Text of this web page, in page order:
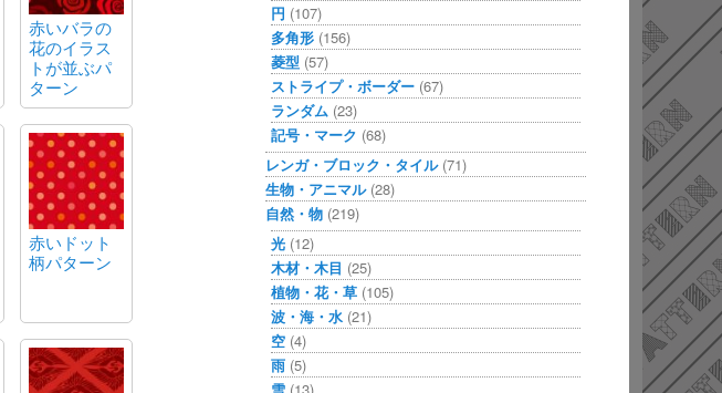
赤いバラの
花のイラス
トが並ぶパ
ターン
赤いドット
柄パターン
円 (107)
多角形 (156)
菱型 (57)
ストライプ・ボーダー (67)
ランダム (23)
記号・マーク (68)
レンガ・ブロック・タイル(71)
生物・アニマル(28)
自然・物 (219)
光 (12)
木材・木目 (25)
植物・花・草 (105)
波・海・水 (21)
空 (4)
雨 (5)